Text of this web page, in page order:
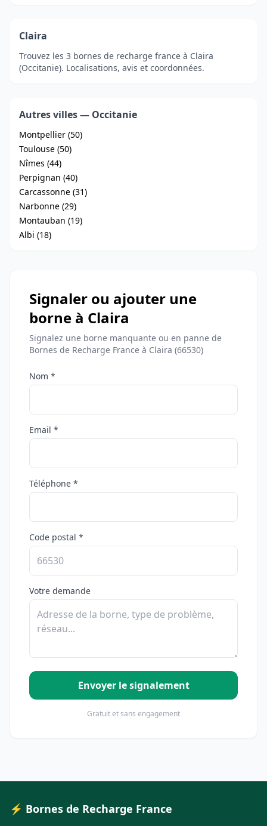
Claira
Trouvez les 3 bornes de recharge france à Claira
(Occitanie). Localisations, avis et coordonnées.
Autres villes — Occitanie
Montpellier (50)
Toulouse (50)
Nîmes (44)
Perpignan (40)
Carcassonne (31)
Narbonne (29)
Montauban (19)
Albi (18)
Signaler ou ajouter une
borne à Claira
Signalez une borne manquante ou en panne de
Bornes de Recharge France à Claira (66530)
Nom *
Email *
Téléphone *
Code postal *
Votre demande
Envoyer le signalement
Gratuit et sans engagement
⚡ Bornes de Recharge France